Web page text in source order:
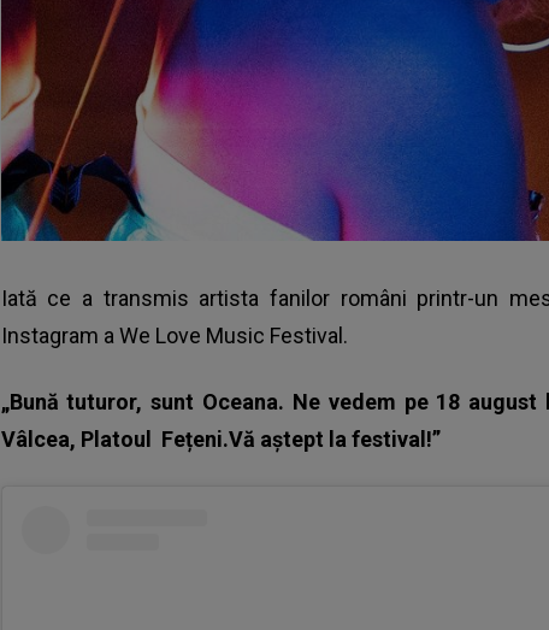
Iată ce a transmis artista fanilor români printr-un
Instagram a We Love Music Festival.
„Bună tuturor, sunt Oceana. Ne vedem pe 18
Vâlcea, Platoul Fețeni.Vă aștept la festival!”